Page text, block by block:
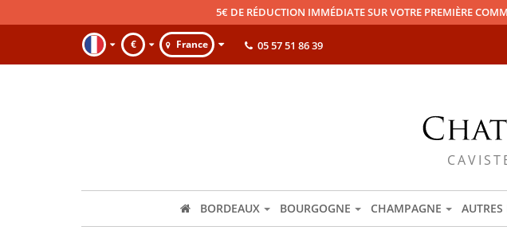
5€ DE RÉDUCTION IMMÉDIATE SUR VOTRE PREMIÈRE
€ France 05 57 51 86 39
BORDEAUX BOURGOGNE CHAMPAGNE AUTRES